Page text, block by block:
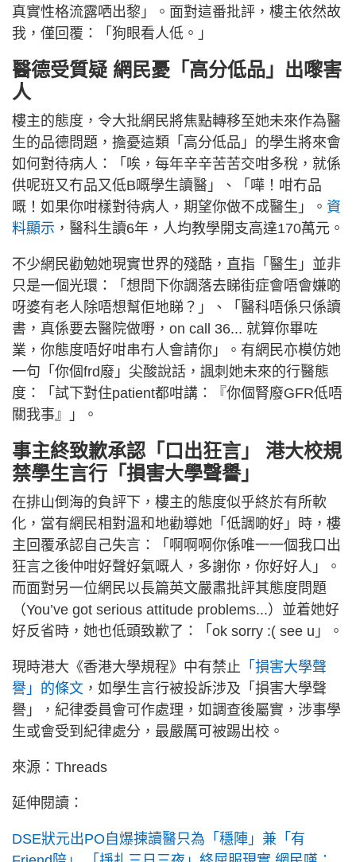
真實性格流露哂出黎」。面對這番批評，樓主依然故
我，僅回覆：「狗眼看人低。」
醫德受質疑 網民憂「高分低品」出嚟害
人
樓主的態度，令大批網民將焦點轉移至她未來作為醫
生的品德問題，擔憂這類「高分低品」的學生將來會
如何對待病人：「唉，每年辛辛苦苦交咁多稅，就係
供呢班又冇品又低B嘅學生讀醫」、「嘩！咁冇品
嘅！如果你咁樣對待病人，期望你做不成醫生」。 資
料顯示 ，醫科生讀6年，人均教學開支高達170萬元。
不少網民勸勉她現實世界的殘酷，直指「醫生」並非
只是一個光環：「想問下你調落去睇街症會唔會嫌啲
呀婆有老人除唔想幫佢地睇？」、「醫科唔係只係讀
書，真係要去醫院做嘢，on call 36... 就算你畢咗
業，你態度唔好咁串冇人會請你」。有網民亦模仿她
一句「你個frd廢」尖酸說話，諷刺她未來的行醫態
度：「試下對住patient都咁講：『你個腎廢GFR低唔
關我事』」。
事主終致歉承認「口出狂言」 港大校規
禁學生言行「損害大學聲譽」
在排山倒海的負評下，樓主的態度似乎終於有所軟
化，當有網民相對溫和地勸導她「低調啲好」時，樓
主回覆承認自己失言：「啊啊啊你係唯一一個我口出
狂言之後仲咁好聲好氣嘅人，多謝你，你好好人」。
而面對另一位網民以長篇英文嚴肅批評其態度問題
（You’ve got serious attitude problems...）並着她好
好反省時，她也低頭致歉了：「ok sorry :( see u」。
現時港大《香港大學規程》中有禁止 「損害大學聲
譽」的條文 ，如學生言行被投訴涉及「損害大學聲
譽」，紀律委員會可作處理，如調查後屬實，涉事學
生或會受到紀律處分，最嚴厲可被踢出校。
來源：Threads
延伸閱讀：
DSE狀元出PO自爆揀讀醫只為「穩陣」兼「有